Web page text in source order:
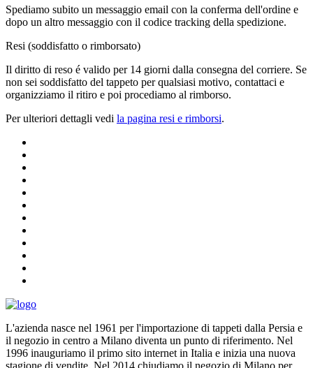
Spediamo subito un messaggio email con la conferma dell'ordine e
dopo un altro messaggio con il codice tracking della spedizione.
Resi (soddisfatto o rimborsato)
Il diritto di reso é valido per 14 giorni dalla consegna del corriere. Se
non sei soddisfatto del tappeto per qualsiasi motivo, contattaci e
organizziamo il ritiro e poi procediamo al rimborso.
Per ulteriori dettagli vedi la pagina resi e rimborsi.
L'azienda nasce nel 1961 per l'importazione di tappeti dalla Persia e
il negozio in centro a Milano diventa un punto di riferimento. Nel
1996 inauguriamo il primo sito internet in Italia e inizia una nuova
stagione di vendite. Nel 2014 chiudiamo il negozio di Milano per